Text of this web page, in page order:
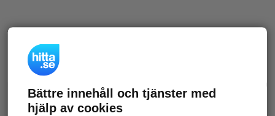
Bättre innehåll och tjänster med
hjälp av cookies